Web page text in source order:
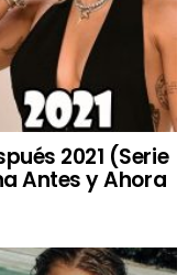
2021 (Serie
Antes y Ahora